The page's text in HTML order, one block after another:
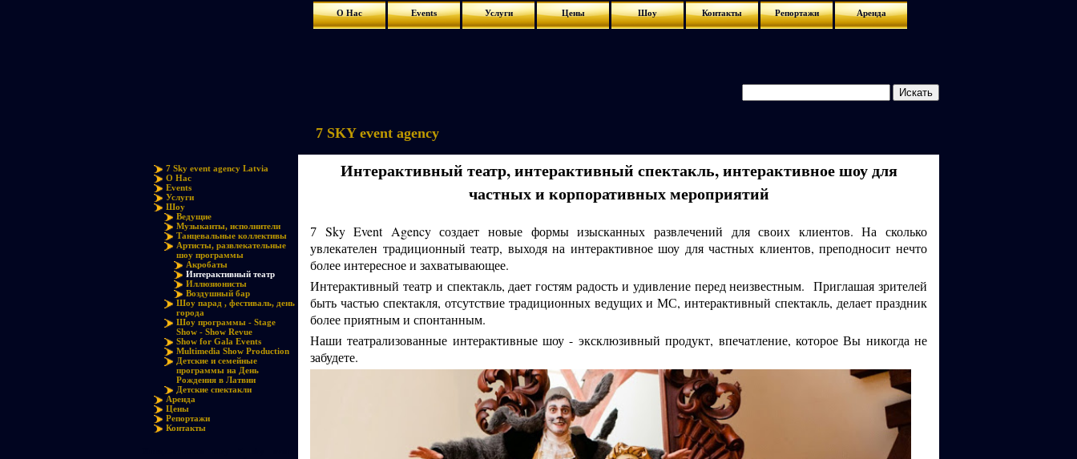
О Нас Events Услуги Цены Шоу Контакты Репортажи Аренда
7 Sky event agency Latvia
О Нас
Events
Услуги
Шоу
Ведущие
Музыканты, исполнители
Танцевальные коллективы
Артисты, развлекательные
шоу программы
Акробаты
Интерактивный театр
Иллюзионисты
Воздушный бар
Шоу парад , фестиваль, день
города
Шоу программы - Stage
Show - Show Revue
Show for Gala Events
Multimedia Show Production
Детские и семейные
программы на День
Рождения в Латвии
Детские спектакли
Аренда
Цены
Репортажи
Контакты
7 SKY event agency
Интерактивный театр, интерактивный спектакль, интерактивное шоу для
частных и корпоративных мероприятий
7 Sky Event Agency создает новые формы изысканных развлечений для своих клиентов. На сколько
увлекателен традиционный театр, выходя на интерактивное шоу для частных клиентов, преподносит нечто
более интересное и захватывающее.
Интерактивный театр и спектакль, дает гостям радость и удивление перед неизвестным. Приглашая зрителей
быть частью спектакля, отсутствие традиционных ведущих и МС, интерактивный спектакль, делает праздник
более приятным и спонтанным.
Наши театрализованные интерактивные шоу - эксклюзивный продукт, впечатление, которое Вы никогда не
забудете.